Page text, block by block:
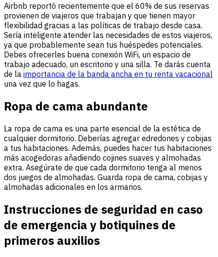
Airbnb reportó recientemente que el 60% de sus reservas
provienen de viajeros que trabajan y que tienen mayor
flexibilidad gracias a las políticas de trabajo desde casa.
Sería inteligente atender las necesidades de estos viajeros,
ya que probablemente sean tus huéspedes potenciales.
Debes ofrecerles buena conexión WiFi, un espacio de
trabajo adecuado, un escritorio y una silla. Te darás cuenta
de la importancia de la banda ancha en tu renta vacacional
una vez que lo hagas.
Ropa de cama abundante
La ropa de cama es una parte esencial de la estética de
cualquier dormitorio. Deberías agregar edredones y cobijas
a tus habitaciones. Además, puedes hacer tus habitaciones
más acogedoras añadiendo cojines suaves y almohadas
extra. Asegúrate de que cada dormitorio tenga al menos
dos juegos de almohadas. Guarda ropa de cama, cobijas y
almohadas adicionales en los armarios.
Instrucciones de seguridad en caso
de emergencia y botiquines de
primeros auxilios